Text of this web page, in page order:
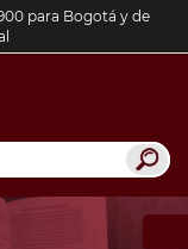
para Bogotá y de